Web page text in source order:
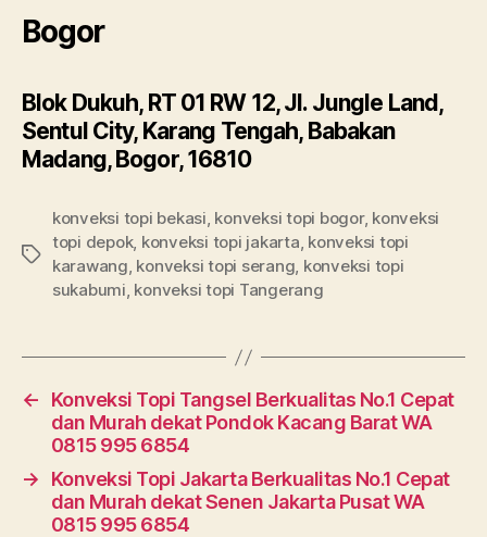
Bogor
Blok Dukuh, RT 01 RW 12, Jl. Jungle Land,
Sentul City, Karang Tengah, Babakan
Madang, Bogor, 16810
Tags
konveksi topi bekasi, konveksi topi bogor, konveksi
topi depok, konveksi topi jakarta, konveksi topi
karawang, konveksi topi serang, konveksi topi
sukabumi, konveksi topi Tangerang
←
Konveksi Topi Tangsel Berkualitas No.1 Cepat
dan Murah dekat Pondok Kacang Barat WA
0815 995 6854
→
Konveksi Topi Jakarta Berkualitas No.1 Cepat
dan Murah dekat Senen Jakarta Pusat WA
0815 995 6854